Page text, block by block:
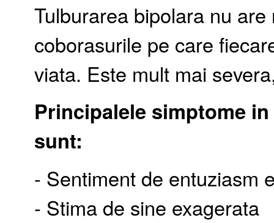
Tulburarea bipolara nu
coborasurile pe care
viata. Este mult mai
Principalele simptome
sunt:
- Sentiment de entuziasm
- Stima de sine exagerata